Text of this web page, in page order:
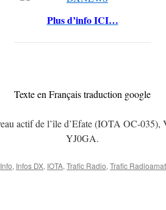
Plus d’info ICI…
Texte en Français traduction google
actif de l’île d’Efate (IOTA OC-035),
YJ0GA.
Info, Infos DX, IOTA, Trafic Radio, Trafic